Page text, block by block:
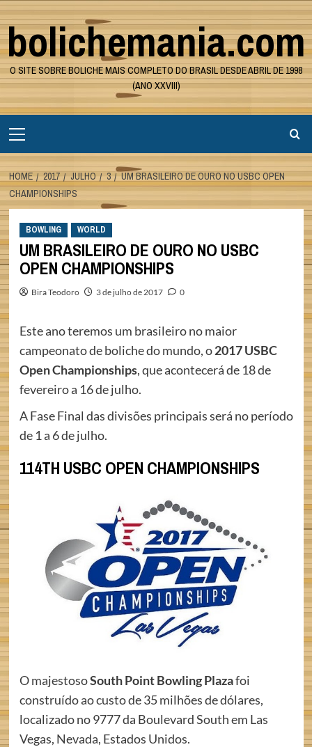
Skip
to
content
bolichemania.com
O SITE SOBRE BOLICHE MAIS COMPLETO DO BRASIL DESDE ABRIL DE 1998
(ANO XXVIII)
Menu
HOME 2017 JULHO 3
UM BRASILEIRO DE OURO NO USBC OPEN
CHAMPIONSHIPS
BOWLING WORLD
UM BRASILEIRO DE OURO NO USBC
OPEN CHAMPIONSHIPS
Bira Teodoro 3 de julho de 2017 0
Este ano teremos um brasileiro no maior
campeonato de boliche do mundo, o2017 USBC
Open Championships, que acontecerá de 18 de
fevereiro a 16 de julho.
A Fase Final das divisões principais será no período
de 1 a 6 de julho.
114TH USBC OPEN CHAMPIONSHIPS
O majestosoSouth Point Bowling Plazafoi
construído ao custo de 35 milhões de dólares,
localizado no 9777 da Boulevard South em Las
Vegas, Nevada, Estados Unidos.